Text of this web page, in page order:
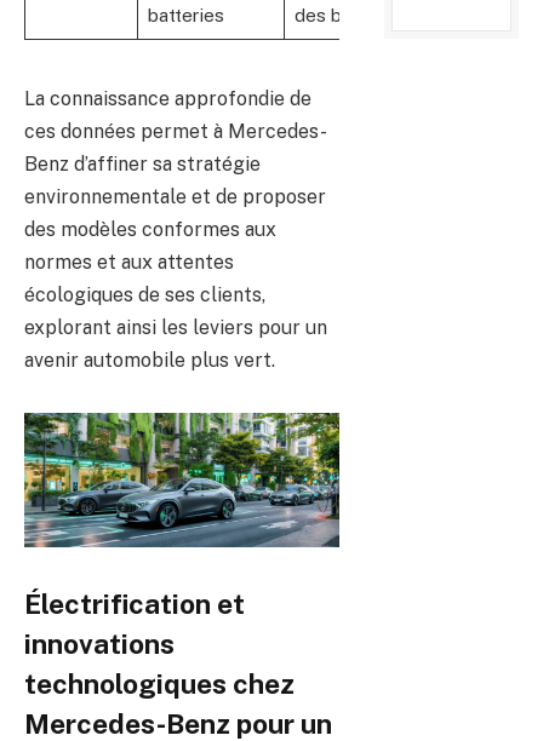
batteries
des batteries
La connaissance approfondie de
ces données permet à Mercedes-
Benz d’affiner sa stratégie
environnementale et de proposer
des modèles conformes aux
normes et aux attentes
écologiques de ses clients,
explorant ainsi les leviers pour un
avenir automobile plus vert.
Électrification et
innovations
technologiques chez
Mercedes-Benz pour un